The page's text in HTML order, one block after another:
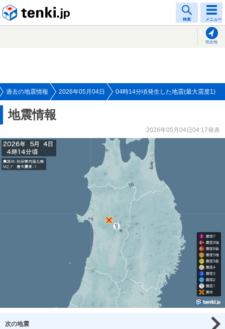
検索 メニュー
現在地
過去の地震情報 2026年05月04日 04時14分頃発生した地震(最大震度1)
地震情報
2026年05月04日04:17発表
次の地震